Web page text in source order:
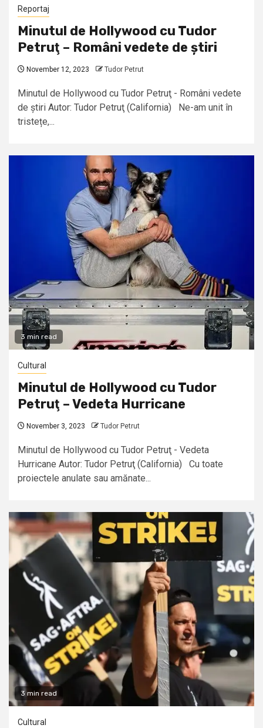
Reportaj
Minutul de Hollywood cu Tudor
Petruţ – Români vedete de știri
November 12, 2023 Tudor Petrut
Minutul de Hollywood cu Tudor Petruţ - Români vedete
de știri Autor: Tudor Petruţ (California) Ne-am unit în
tristețe,...
3 min read
Cultural
Minutul de Hollywood cu Tudor
Petruţ – Vedeta Hurricane
November 3, 2023 Tudor Petrut
Minutul de Hollywood cu Tudor Petruţ - Vedeta
Hurricane Autor: Tudor Petruţ (California) Cu toate
proiectele anulate sau amănate...
3 min read
Cultural